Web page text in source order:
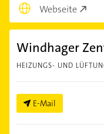
Webseite
Windhager
HEIZUNGS- UND
E-Mail